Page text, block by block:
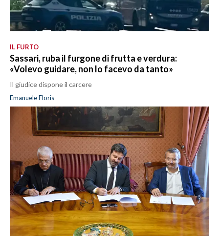
IL FURTO
Sassari, ruba il furgone di frutta e verdura:
«Volevo guidare, non lo facevo da tanto»
Il giudice dispone il carcere
Emanuele Floris